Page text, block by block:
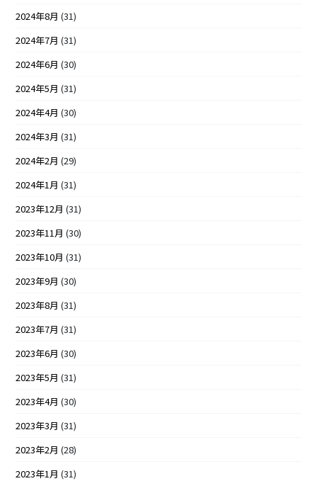
2024年8月 (31)
2024年7月 (31)
2024年6月 (30)
2024年5月 (31)
2024年4月 (30)
2024年3月 (31)
2024年2月 (29)
2024年1月 (31)
2023年12月 (31)
2023年11月 (30)
2023年10月 (31)
2023年9月 (30)
2023年8月 (31)
2023年7月 (31)
2023年6月 (30)
2023年5月 (31)
2023年4月 (30)
2023年3月 (31)
2023年2月 (28)
2023年1月 (31)